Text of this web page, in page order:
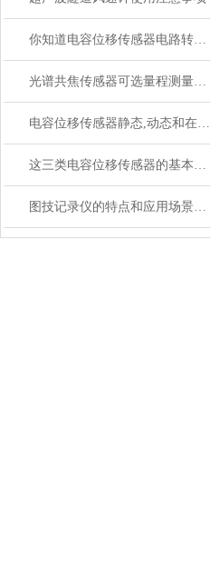
你知道电容位移传感器电路转换的方法吗？
光谱共焦传感器可选量程测量距离
电容位移传感器静态,动态和在线测量
这三类电容位移传感器的基本结构形式你了解吗？
图技记录仪的特点和应用场景包含哪些呢？